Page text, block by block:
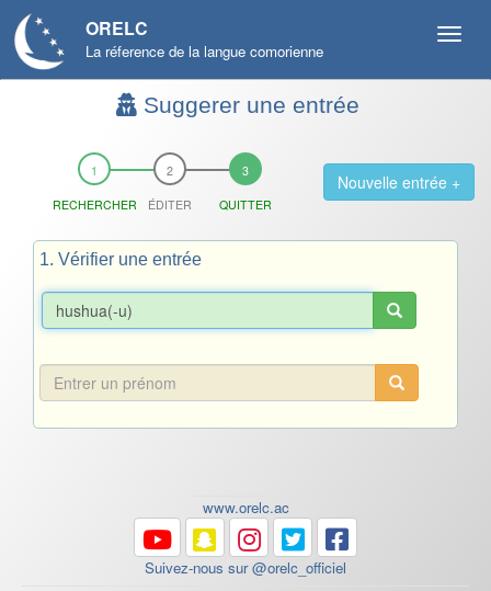
ORELC
La réference de la langue comorienne
Suggerer une entrée
RECHERCHER ÉDITER QUITTER
Nouvelle entrée +
1. Vérifier une entrée
www.orelc.ac
Suivez-nous sur @orelc_officiel